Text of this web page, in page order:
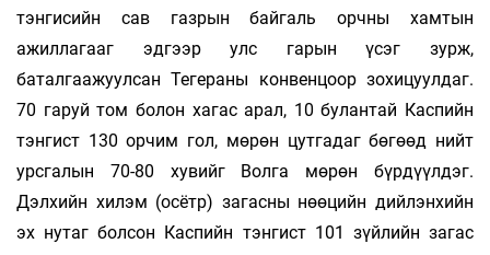
тэнгисийн сав газрын байгаль орчны хамтын
ажиллагааг эдгээр улс гарын үсэг зурж,
баталгаажуулсан Тегераны конвенцоор зохицуулдаг.
70 гаруй том болон хагас арал, 10 булантай Каспийн
тэнгист 130 орчим гол, мөрөн цутгадаг бөгөөд нийт
урсгалын 70-80 хувийг Волга мөрөн бүрдүүлдэг.
Дэлхийн хилэм (осётр) загасны нөөцийн дийлэнхийн
эх нутаг болсон Каспийн тэнгист 101 зүйлийн загас